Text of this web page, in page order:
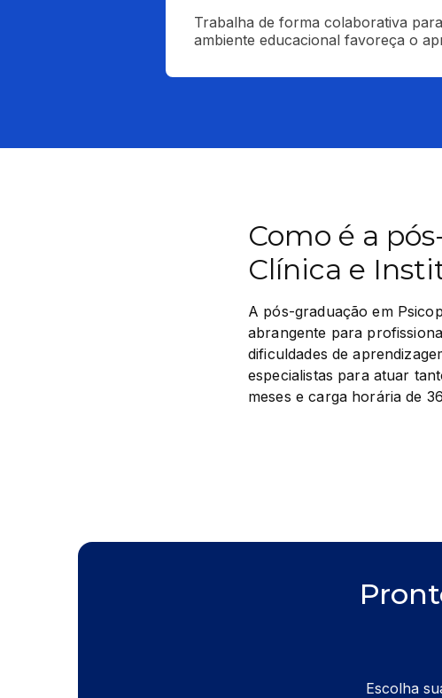
Trabalha de forma colaborativa
ambiente educacional favoreça o
Como é a
Clínica e
A pós-graduação em
abrangente para
dificuldades de
especialistas para atuar
meses e carga horária de
Escolha